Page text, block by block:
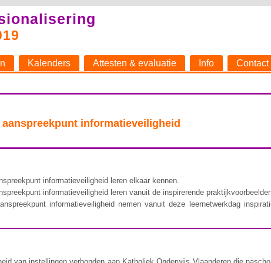
Kalenders Attesten & evaluatie Info Contact
informatieveiligheid
informatieveiligheid leren elkaar kennen.
informatieveiligheid leren vanuit de inspirerende
informatieveiligheid nemen vanuit deze leernetwerkdag